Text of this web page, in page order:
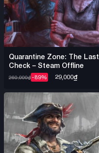
Quarantine Zone: The Last
Check – Steam Offline
260,000₫-89% 29,000₫